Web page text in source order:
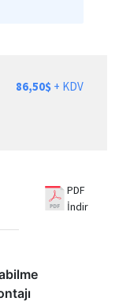
86,50$ + KDV
PDF
İndir